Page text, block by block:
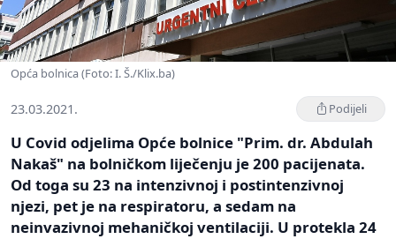
Opća bolnica (Foto: I. Š./Klix.ba)
23.03.2021. Podijeli
U Covid odjelima Opće bolnice "Prim. dr. Abdulah
Nakaš" na bolničkom liječenju je 200 pacijenata.
Od toga su 23 na intenzivnoj i postintenzivnoj
njezi, pet je na respiratoru, a sedam na
neinvazivnoj mehaničkoj ventilaciji. U protekla 24